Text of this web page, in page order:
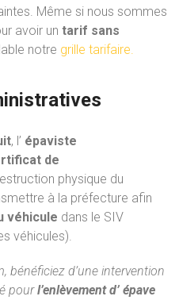
Même si nous sommes
avoir un tarif sans
notre grille tarifaire.
, l’ épaviste
de
physique du
à la préfecture afin
véhicule dans le SIV
véhicules).
, bénéficiez d’une intervention
pourl’enlèvement d’ épave